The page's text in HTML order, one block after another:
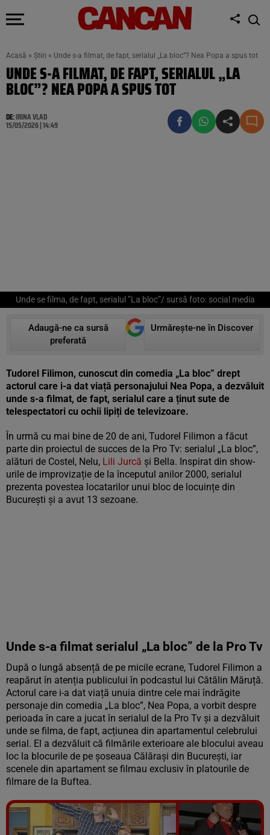
Acasă » Știri » Unde s-a filmat, de fapt, serialul „La bloc”? Nea Popa a spus tot
UNDE S-A FILMAT, DE FAPT, SERIALUL „LA
BLOC”? NEA POPA A SPUS TOT
DE:IRINA VLAD
15/05/2026 | 14:49
Unde se filma, de fapt, serialul ”La bloc”/ sursă foto: social media
Adaugă-ne ca sursă
preferată
Urmărește-ne în Discover
Tudorel Filimon, cunoscut din comedia „La bloc” drept
actorul care i-a dat viață personajului Nea Popa, a dezvăluit
unde s-a filmat, de fapt, serialul care a ținut sute de
telespectatori cu ochii lipiți de televizoare.
În urmă cu mai bine de 20 de ani, Tudorel Filimon a făcut
parte din proiectul de succes de la Pro Tv: serialul „La bloc”,
alături de Costel, Nelu, Lili Jurcă și Bella. Inspirat din show-
urile de improvizație de la începutul anilor 2000, serialul
prezenta povestea locatarilor unui bloc de locuințe din
București și a avut 13 sezoane.
Unde s-a filmat serialul „La bloc” de la Pro Tv
După o lungă absență de pe micile ecrane, Tudorel Filimon a
reapărut în atenția publicului în podcastul lui Cătălin Măruță.
Actorul care i-a dat viață unuia dintre cele mai îndrăgite
personaje din comedia „La bloc”, Nea Popa, a vorbit despre
perioada în care a jucat în serialul de la Pro Tv și a dezvăluit
unde se filma, de fapt, acțiunea din apartamentul celebrului
serial. El a dezvăluit că filmările exterioare ale blocului aveau
loc la blocurile de pe șoseaua Călărași din București, iar
scenele din apartament se filmau exclusiv în platourile de
filmare de la Buftea.